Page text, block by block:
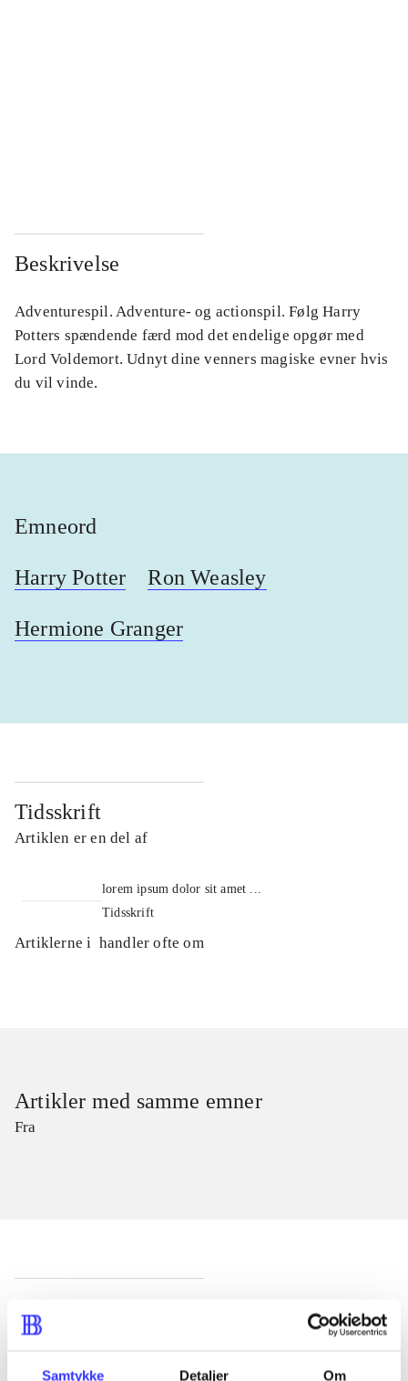
Samtykke Detaljer Om
Beskrivelse
Adventurespil. Adventure- og actionspil. Følg Harry
Potters spændende færd mod det endelige opgør med
Lord Voldemort. Udnyt dine venners magiske evner hvis
du vil vinde.
Emneord
Harry Potter Ron Weasley
Hermione Granger
Tidsskrift
Artiklen er en del af
lorem ipsum dolor sit amet ...
Tidsskrift
Artiklerne i handler ofte om
Artikler med samme emner
Fra
Artikler
Alle registrerede artikler fordelt på udgivelser